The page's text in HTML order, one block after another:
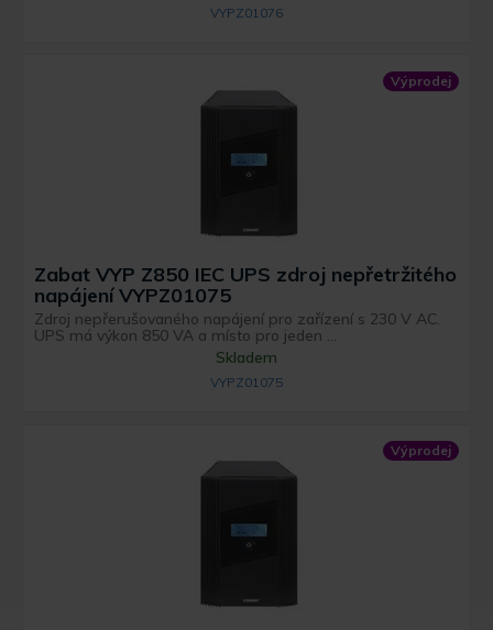
VYPZ01076
Výprodej
Zabat VYP Z850 IEC UPS zdroj nepřetržitého
napájení VYPZ01075
Zdroj nepřerušovaného napájení pro zařízení s 230 V AC.
UPS má výkon 850 VA a místo pro jeden ...
Skladem
VYPZ01075
Výprodej